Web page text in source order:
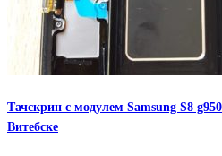
Тачскрин с модулем Samsung S8
Витебске